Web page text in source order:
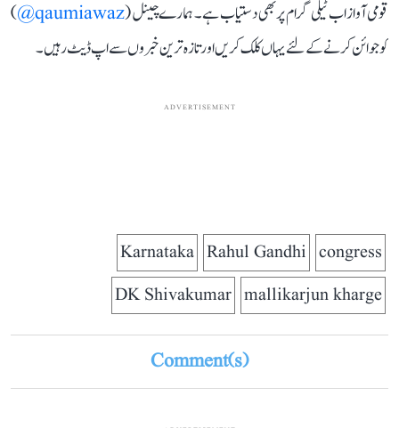
قومی آواز اب ٹیلی گرام پر بھی دستیاب ہے۔ ہمارے چینل (qaumiawaz@
)
کو جوائن کرنے کے لئے یہاں کلک کریں اور تازہ ترین خبروں سے اپ ڈیٹ رہیں۔
ADVERTISEMENT
congress
Rahul Gandhi
Karnataka
mallikarjun kharge
DK Shivakumar
Comment(s)